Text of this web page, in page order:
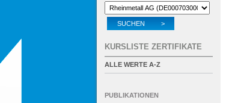
SUCHEN >
KURSLISTE ZERTIFIKATE
ALLE WERTE A-Z
PUBLIKATIONEN